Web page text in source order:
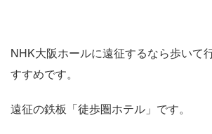
NHK大阪ホールに遠征するなら歩いて
すすめです。
遠征の鉄板「徒歩圏ホテル」です。